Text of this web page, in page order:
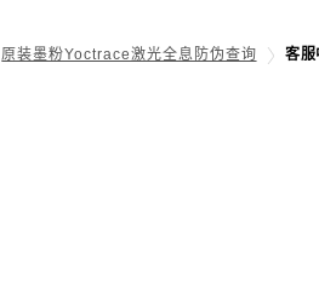
原装墨粉Yoctrace激光全息防伪查询 客服